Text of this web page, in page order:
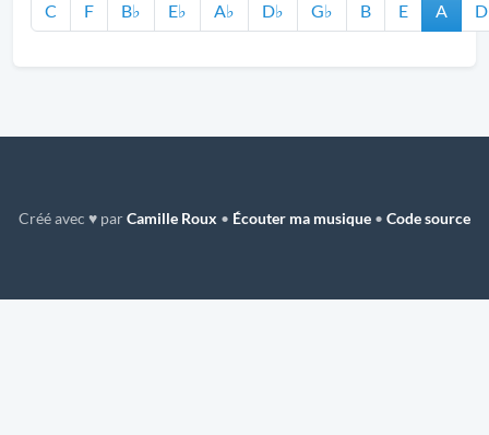
C F B♭ E♭ A♭ D♭ G♭ B E A D
Créé avec ♥ parCamille Roux • Écouter ma musique • Code source